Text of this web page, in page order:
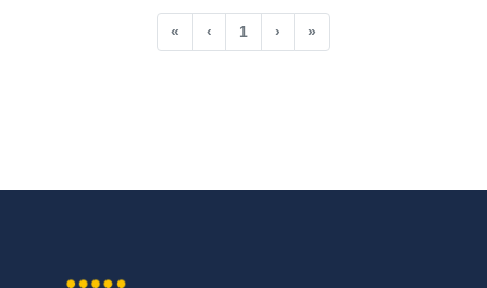
« ‹ 1 › »